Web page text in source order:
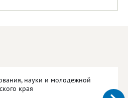
науки и молодежной
края